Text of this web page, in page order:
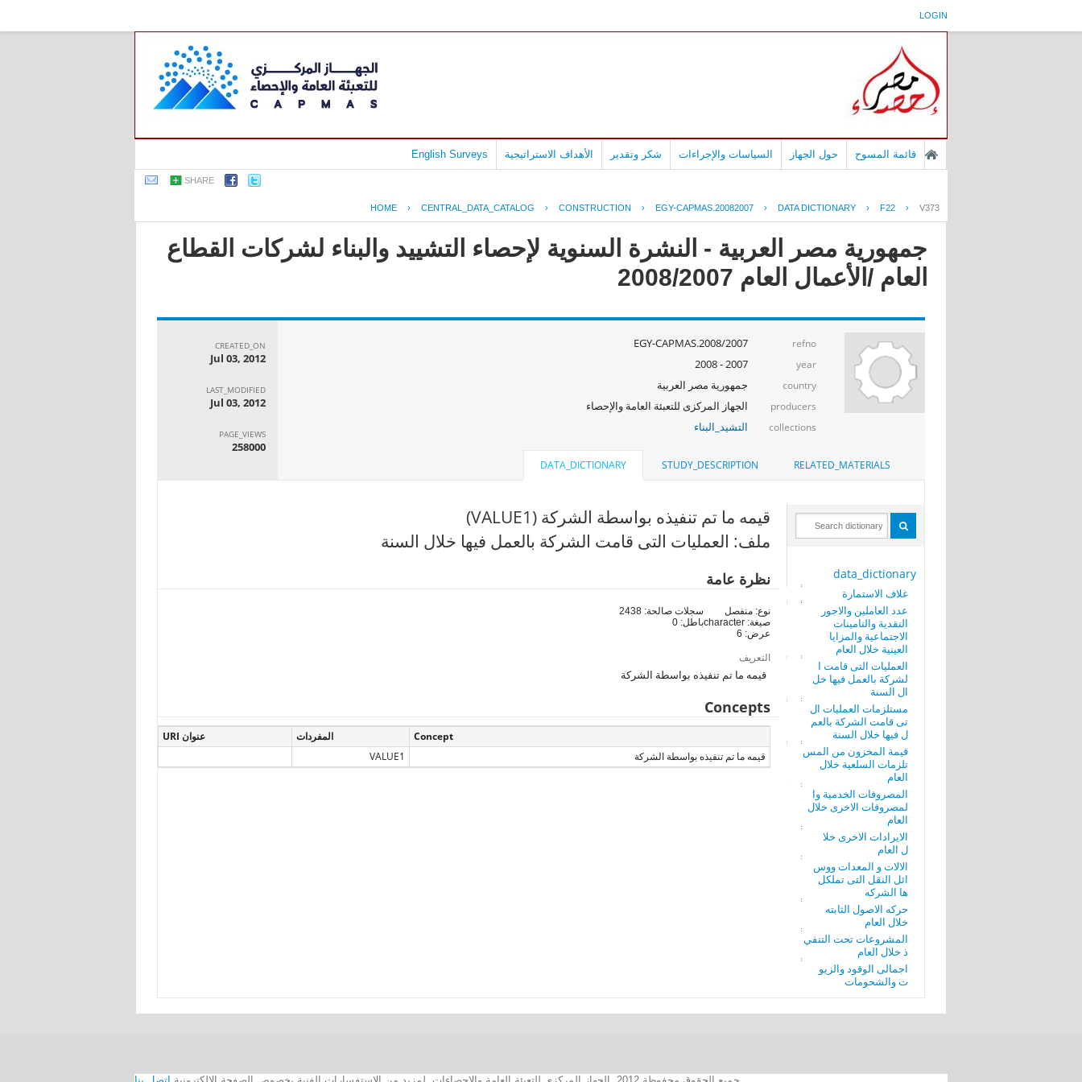
LOGIN
قائمة المسوح حول الجهاز السياسات والإجراءات شكر وتقدير الأهداف الاستراتيجية English Surveys
SHARE
HOME › CENTRAL_DATA_CATALOG › CONSTRUCTION › EGY-CAPMAS.20082007 › DATA DICTIONARY › F22 › V373
جمهورية مصر العربية - النشرة السنوية لإحصاء التشييد والبناء لشركات القطاع
العام /الأعمال العام 2008/2007
refno
EGY-CAPMAS.2008/2007
year
2007 - 2008
country جمهورية مصر العربية
producers الجهاز المركزى للتعبئة العامة والإحصاء
collections التشيد_البناء
CREATED_ON
Jul 03, 2012
LAST_MODIFIED
Jul 03, 2012
PAGE_VIEWS
258000
RELATED_MATERIALS
STUDY_DESCRIPTION
DATA_DICTIONARY
data_dictionary
غلاف الاستمارة
عدد العاملين والاجور
النقدية والتامينات
الاجتماعية والمزايا
العينية خلال العام
العمليات التى قامت ا
لشركة بالعمل فيها خل
ال السنة
مستلزمات العمليات ال
تى قامت الشركة بالعم
ل فيها خلال السنة
قيمة المخزون من المس
تلزمات السلعية خلال
العام
المصروفات الخدمية وا
لمصروفات الاخرى خلال
العام
الايرادات الاخرى خلا
ل العام
الالات و المعدات ووس
ائل النقل التى تملكل
ها الشركه
حركه الاصول الثابته
خلال العام
المشروعات تحت التنفي
ذ خلال العام
اجمالى الوقود والزيو
ت والشحومات
قيمه ما تم تنفيذه بواسطة الشركة (VALUE1)
ملف: العمليات التى قامت الشركة بالعمل فيها خلال السنة
نظرة عامة
نوع: منفصل
صيغة: character
عرض: 6
سجلات صالحة: 2438
باطل: 0
التعريف
قيمه ما تم تنفيذه بواسطة الشركة
Concepts
Concept المفردات
عنوان URI
قيمه ما تم تنفيذه بواسطة الشركة
VALUE1